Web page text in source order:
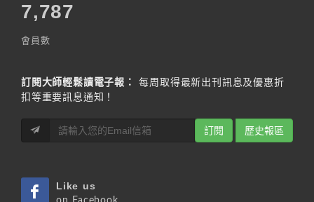
7,787
會員數
訂閱大師輕鬆讀電子報：
每周取得最新出刊訊息及優惠折
扣等重要訊息通知！
訂閱 歷史報區
Like us